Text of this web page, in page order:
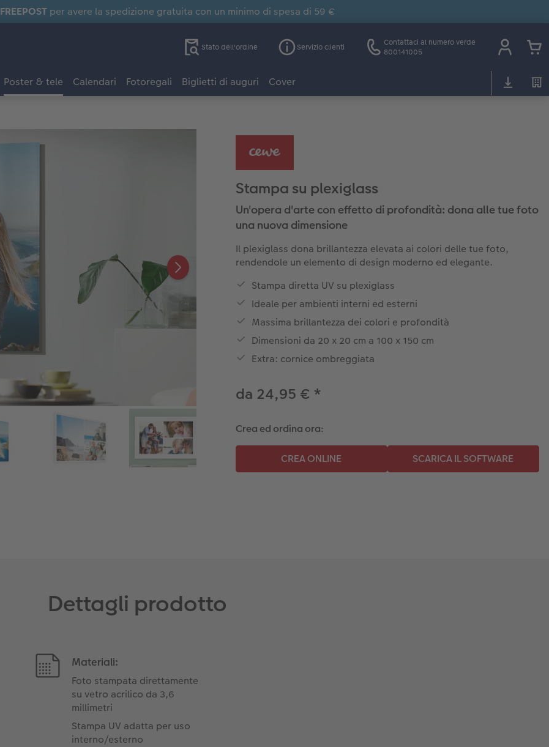
FREEPOST per avere la spedizione gratuita con un minimo di spesa di 59 €
Stato dell'ordine Servizio clienti
Contattaci al numero verde
800141005
Poster & tele Calendari Fotoregali Biglietti di auguri Cover
Stampa su plexiglass
Un'opera d'arte con effetto di profondità: dona alle tue foto
una nuova dimensione
Il plexiglass dona brillantezza elevata ai colori delle tue foto,
rendendole un elemento di design moderno ed elegante.
Stampa diretta UV su plexiglass
Ideale per ambienti interni ed esterni
Massima brillantezza dei colori e profondità
Dimensioni da 20 x 20 cm a 100 x 150 cm
Extra: cornice ombreggiata
da 24,95 € *
Crea ed ordina ora:
Dettagli prodotto
Materiali:
Foto stampata direttamente
su vetro acrilico da 3,6
millimetri
Stampa UV adatta per uso
interno/esterno